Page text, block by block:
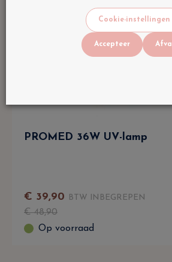
PROMED 36W UV-lamp
€ 39,90 BTW INBEGREPEN
€48,90
Op voorraad
Cookie-instellingen
Accepteer Afval